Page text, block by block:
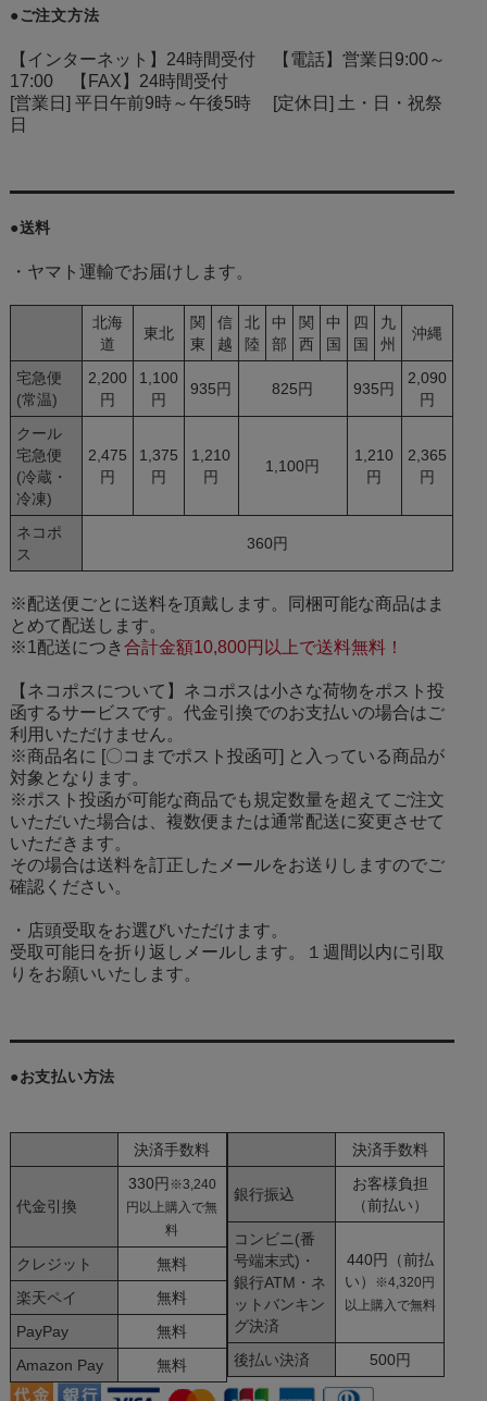
●ご注文方法
【インターネット】24時間受付 【電話】営業日9:00～
17:00 【FAX】24時間受付
[営業日] 平日午前9時～午後5時 [定休日] 土・日・祝祭
日
●送料
・ヤマト運輸でお届けします。
北海
道
東北
関
東
信
越
北
陸
中
部
関
西
中
国
四
国
九
州
沖縄
宅急便
(常温)
2,200
円
1,100
円
935円 825円 935円
2,090
円
クール
宅急便
(冷蔵・
冷凍)
2,475
円
1,375
円
1,210
円
1,100円
1,210
円
2,365
円
ネコポ
ス
360円
※配送便ごとに送料を頂戴します。同梱可能な商品はま
とめて配送します。
※1配送につき合計金額10,800円以上で送料無料！
【ネコポスについて】ネコポスは小さな荷物をポスト投
函するサービスです。代金引換でのお支払いの場合はご
利用いただけません。
※商品名に [〇コまでポスト投函可] と入っている商品が
対象となります。
※ポスト投函が可能な商品でも規定数量を超えてご注文
いただいた場合は、複数便または通常配送に変更させて
いただきます。
その場合は送料を訂正したメールをお送りしますのでご
確認ください。
・店頭受取をお選びいただけます。
受取可能日を折り返しメールします。１週間以内に引取
りをお願いいたします。
●お支払い方法
決済手数料
代金引換
330円 ※3,240
円以上購入で無
料
クレジット
無料
楽天ペイ
無料
PayPay
無料
Amazon Pay
無料
決済手数料
銀行振込
お客様負担
（前払い）
コンビニ(番
号端末式)・
銀行ATM・ネ
ットバンキン
グ決済
440円（前払
い）
※4,320円
以上購入で無料
後払い決済 500円